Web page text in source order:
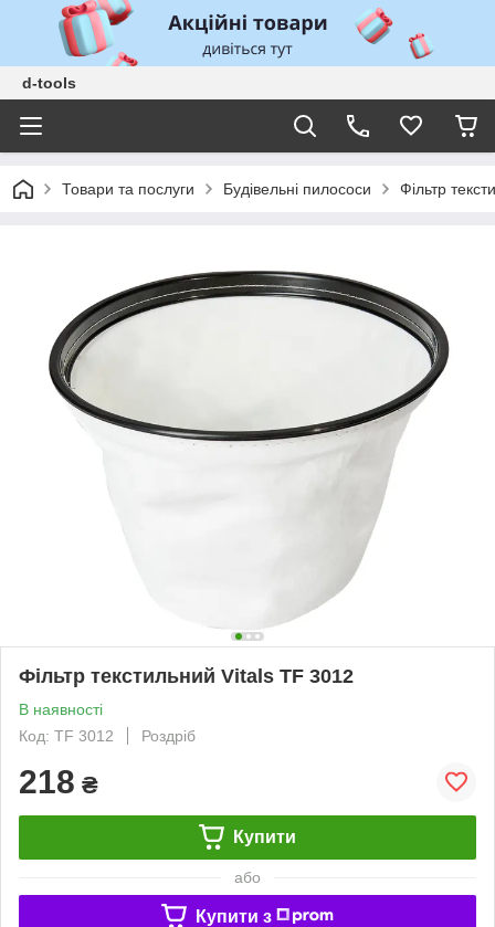
d-tools
Товари та послуги Будівельні пилососи Фільтр
Фільтр текстильний Vitals TF 3012
В наявності
Код: TF 3012
Роздріб
218 ₴
Купити
або
Купити з